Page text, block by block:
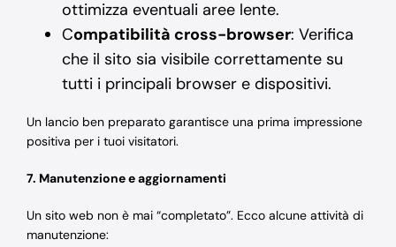
ottimizza eventuali aree lente.
Compatibilità cross-browser: Verifica
che il sito sia visibile correttamente su
tutti i principali browser e dispositivi.
Un lancio ben preparato garantisce una prima impressione
positiva per i tuoi visitatori.
7. Manutenzione e aggiornamenti
Un sito web non è mai “completato”. Ecco alcune attività di
manutenzione: